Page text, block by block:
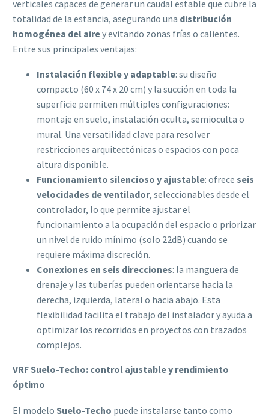
verticales capaces de generar un caudal estable que cubre la
totalidad de la estancia, asegurando una distribución
homogénea del airey evitando zonas frías o calientes.
Entre sus principales ventajas:
Instalación flexible y adaptable: su diseño
compacto (60 x 74 x 20 cm) y la succión en toda la
superficie permiten múltiples configuraciones:
montaje en suelo, instalación oculta, semioculta o
mural. Una versatilidad clave para resolver
restricciones arquitectónicas o espacios con poca
altura disponible.
Funcionamiento silencioso y ajustable: ofrece seis
velocidades de ventilador, seleccionables desde el
controlador, lo que permite ajustar el
funcionamiento a la ocupación del espacio o priorizar
un nivel de ruido mínimo (solo 22dB) cuando se
requiere máxima discreción.
Conexiones en seis direcciones: la manguera de
drenaje y las tuberías pueden orientarse hacia la
derecha, izquierda, lateral o hacia abajo. Esta
flexibilidad facilita el trabajo del instalador y ayuda a
optimizar los recorridos en proyectos con trazados
complejos.
VRF Suelo-Techo: control ajustable y rendimiento
óptimo
El modelo Suelo-Techo puede instalarse tanto como